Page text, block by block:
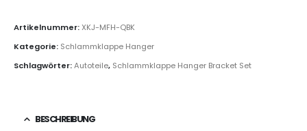
Artikelnummer:XKJ-MFH-QBK
Kategorie: Schlammklappe Hanger
Schlagwörter:Autoteile, Schlammklappe Hanger Bracket Set
BESCHREIBUNG